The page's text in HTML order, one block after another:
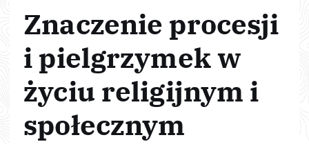
Znaczenie procesji
i pielgrzymek w
życiu religijnym i
społecznym